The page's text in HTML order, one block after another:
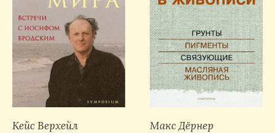
Кейс Верхейл
Макс Дёрнер